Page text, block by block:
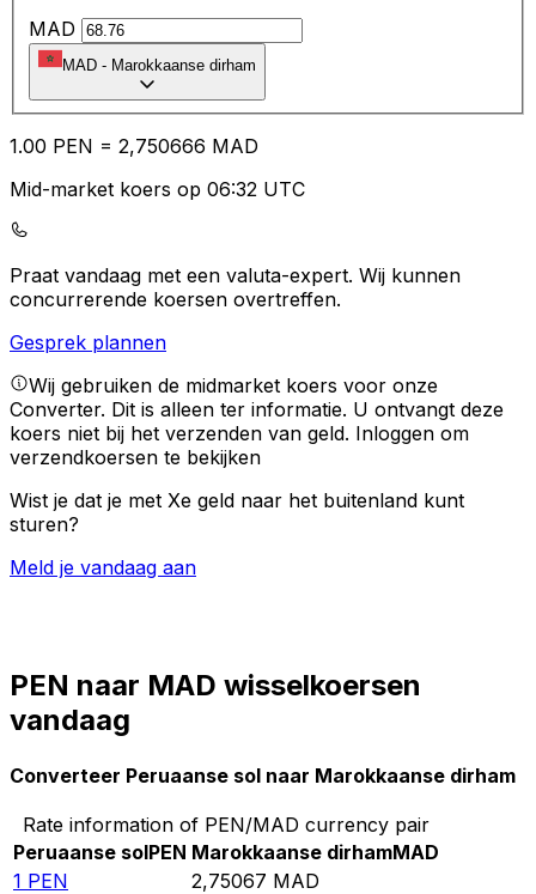
MAD
MAD - Marokkaanse dirham
1.00 PEN = 2,750666 MAD
Mid-market koers op 06:32 UTC
Praat vandaag met een valuta-expert. Wij kunnen
concurrerende koersen overtreffen.
Gesprek plannen
Wij gebruiken de midmarket koers voor onze
Converter. Dit is alleen ter informatie. U ontvangt deze
koers niet bij het verzenden van geld. Inloggen om
verzendkoersen te bekijken
Wist je dat je met Xe geld naar het buitenland kunt
sturen?
Meld je vandaag aan
PEN naar MAD wisselkoersen
vandaag
Converteer Peruaanse sol naar Marokkaanse dirham
Rate information of PEN/MAD currency pair
Peruaanse solPEN Marokkaanse dirhamMAD
1 PEN 2,75067 MAD